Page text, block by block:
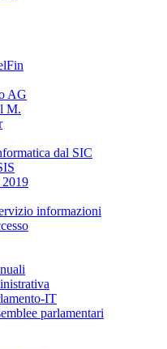
AG
M.
dal SIC
2019
informazioni
IT
parlamentari